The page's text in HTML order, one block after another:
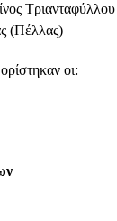
(Πέλλας)
οι: